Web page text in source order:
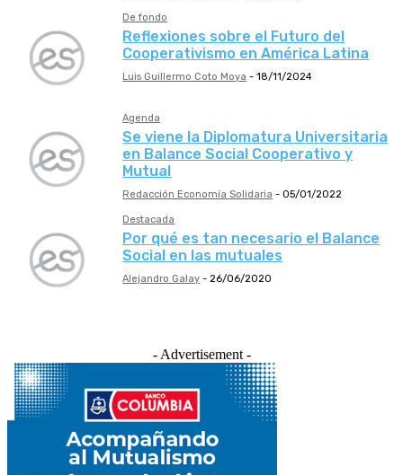
De fondo
Reflexiones sobre el Futuro del
Cooperativismo en América Latina
Luis Guillermo Coto Moya - 18/11/2024
Agenda
Se viene la Diplomatura Universitaria
en Balance Social Cooperativo y
Mutual
Redacción Economía Solidaria - 05/01/2022
Destacada
Por qué es tan necesario el Balance
Social en las mutuales
Alejandro Galay - 26/06/2020
- Advertisement -